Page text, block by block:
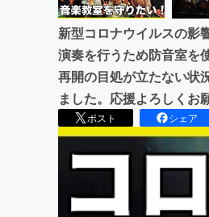
新型コロナウイルスの影
演奏を行うため防音室を
再開の目処が立たない状
ました。応援よろしくお
ポスト シェア